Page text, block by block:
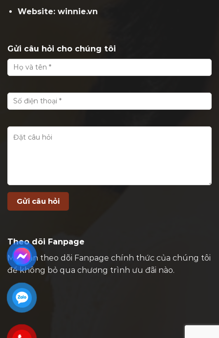
Website: winnie.vn
Gửi câu hỏi cho chúng tôi
Theo dõi Fanpage
Mời bạn theo dõi Fanpage chính thức của chúng tôi
để không bỏ qua chương trình ưu đãi nào.